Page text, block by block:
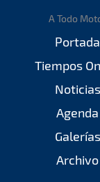
A Todo
Portada
Tiempos
Noticias
Agenda
Galerías
Archivo